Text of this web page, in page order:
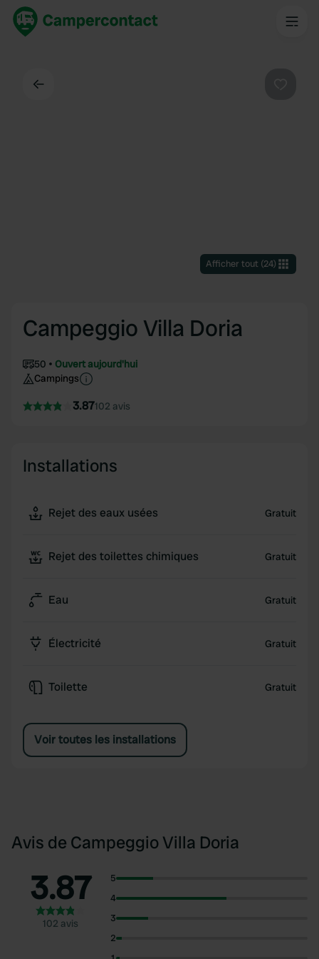
Afficher tout(24)
Campeggio Villa Doria
50
Ouvert aujourd'hui
Campings
3.87102 avis
Installations
Rejet des eaux usées Gratuit
Rejet des toilettes chimiques Gratuit
Eau Gratuit
Électricité Gratuit
Toilette Gratuit
Voir toutes les installations
Avis de Campeggio Villa Doria
3.87
102 avis
5
4
3
2